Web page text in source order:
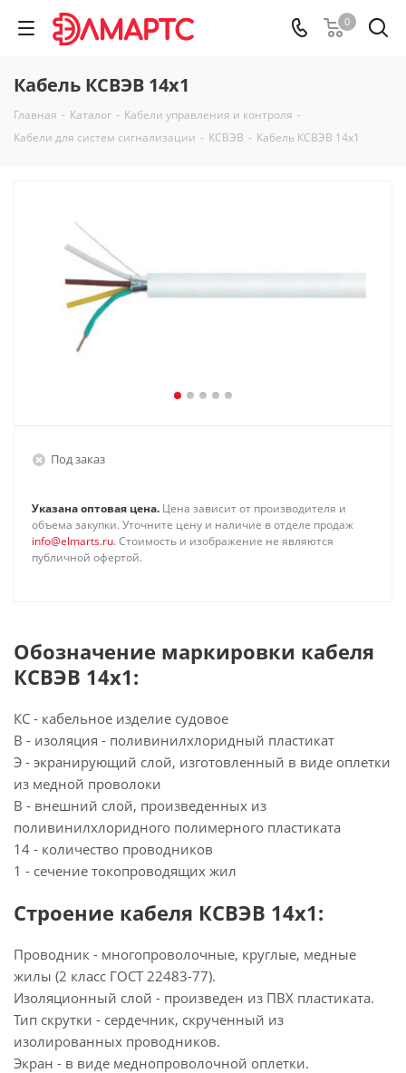
0
Кабель КСВЭВ 14х1
Главная - Каталог - Кабели управления и контроля -
Кабели для систем сигнализации - КСВЭВ - Кабель КСВЭВ 14х1
Под заказ
Указана оптовая цена. Цена зависит от производителя и
объема закупки. Уточните цену и наличие в отделе продаж
info@elmarts.ru. Стоимость и изображение не являются
публичной офертой.
Обозначение маркировки кабеля
КСВЭВ 14х1:
КС - кабельное изделие судовое
В - изоляция - поливинилхлоридный пластикат
Э - экранирующий слой, изготовленный в виде оплетки
из медной проволоки
В - внешний слой, произведенных из
поливинилхлоридного полимерного пластиката
14 - количество проводников
1 - сечение токопроводящих жил
Строение кабеля КСВЭВ 14х1:
Проводник - многопроволочные, круглые, медные
жилы (2 класс ГОСТ 22483-77).
Изоляционный слой - произведен из ПВХ пластиката.
Тип скрутки - сердечник, скрученный из
изолированных проводников.
Экран - в виде меднопроволочной оплетки.